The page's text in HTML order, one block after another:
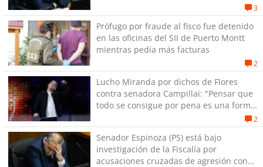
3
Prófugo por fraude al fisco fue detenido
en las oficinas del SII de Puerto Montt
mientras pedía más facturas
2
Lucho Miranda por dichos de Flores
contra senadora Campillai: "Pensar que
todo se consigue por pena es una forma
2
Senador Espinoza (PS) está bajo
investigación de la Fiscalía por
acusaciones cruzadas de agresión con